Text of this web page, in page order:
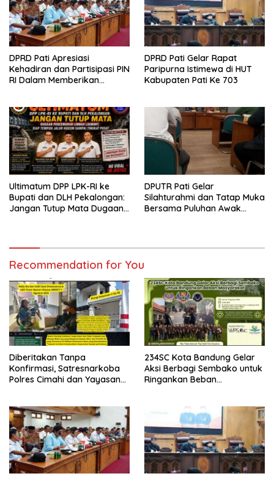
DPRD Pati Apresiasi
Kehadiran dan Partisipasi PIN
RI Dalam Memberikan
DPRD Pati Gelar Rapat
Paripurna Istimewa di HUT
Kabupaten Pati Ke 703
Ultimatum DPP LPK-RI ke
Bupati dan DLH Pekalongan:
Jangan Tutup Mata Dugaan
DPUTR Pati Gelar
Silahturahmi dan Tatap Muka
Bersama Puluhan Awak
Recommendation for You
Diberitakan Tanpa
Konfirmasi, Satresnarkoba
Polres Cimahi dan Yayasan
234SC Kota Bandung Gelar
Aksi Berbagi Sembako untuk
Ringankan Beban